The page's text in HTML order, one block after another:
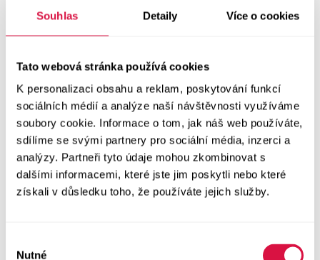
Souhlas Detaily Více o cookies
Tato webová stránka používá cookies
K personalizaci obsahu a reklam, poskytování funkcí
sociálních médií a analýze naší návštěvnosti využíváme
soubory cookie. Informace o tom, jak náš web používáte,
sdílíme se svými partnery pro sociální média, inzerci a
analýzy. Partneři tyto údaje mohou zkombinovat s
dalšími informacemi, které jste jim poskytli nebo které
získali v důsledku toho, že používáte jejich služby.
Nutné
Vše v kategorii Svetry a mikiny
Mikiny
Svetry
Šaty a sukně
Vše v kategorii Šaty a sukně
NOVINKY
Letní šaty